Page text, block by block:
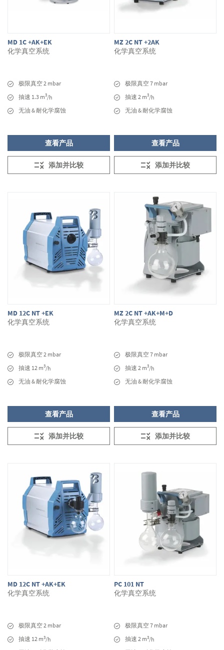
MD 1C +AK+EK
化学真空系统
极限真空 2 mbar
抽速 1.3 m3/h
无油 & 耐化学腐蚀
查看产品
添加并比较
MZ 2C NT +2AK
化学真空系统
极限真空 7 mbar
抽速 2 m3/h
无油 & 耐化学腐蚀
查看产品
添加并比较
MD 12C NT +EK
化学真空系统
极限真空 2 mbar
抽速 12 m3/h
无油 & 耐化学腐蚀
查看产品
添加并比较
MZ 2C NT +AK+M+D
化学真空系统
极限真空 7 mbar
抽速 2 m3/h
无油 & 耐化学腐蚀
查看产品
添加并比较
MD 12C NT +AK+EK
化学真空系统
极限真空 2 mbar
抽速 12 m3/h
PC 101 NT
化学真空系统
极限真空 7 mbar
抽速 2 m3/h